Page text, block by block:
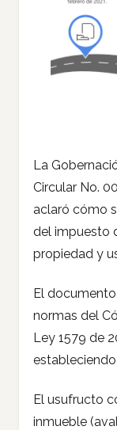
La
Circular No.
aclaró cómo
del impuesto
propiedad y
El
normas del
Ley 1579 de
estableciendo
El usufructo
inmueble